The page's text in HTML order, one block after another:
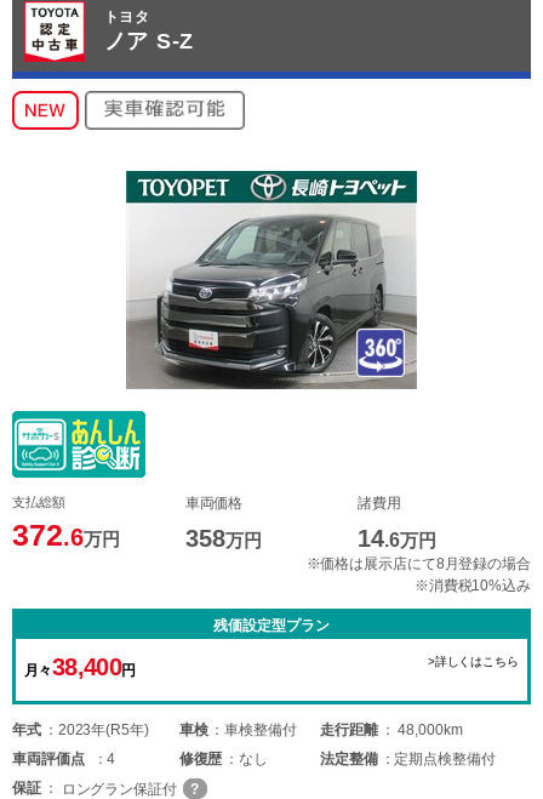
トヨタ
ノア S-Z
支払総額
372.6万円
車両価格
358万円
諸費用
14.6万円
※価格は展示店にて8月登録の場合
※消費税10%込み
残価設定型プラン
月々38,400円
>詳しくはこちら
年式 2023年(R5年) 車検 車検整備付 走行距離
48,000km
車両評価点 4 修復歴 なし 法定整備
定期点検整備付
保証
ロングラン保証付